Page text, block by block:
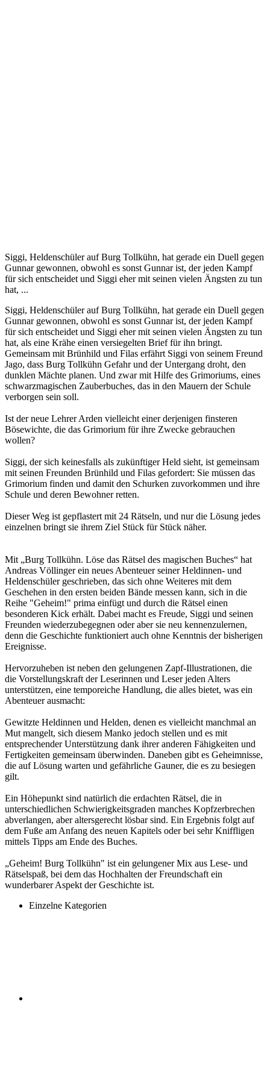
Siggi, Heldenschüler auf Burg Tollkühn, hat gerade ein Duell gegen
Gunnar gewonnen, obwohl es sonst Gunnar ist, der jeden Kampf
für sich entscheidet und Siggi eher mit seinen vielen Ängsten zu tun
hat, ...
Siggi, Heldenschüler auf Burg Tollkühn, hat gerade ein Duell gegen
Gunnar gewonnen, obwohl es sonst Gunnar ist, der jeden Kampf
für sich entscheidet und Siggi eher mit seinen vielen Ängsten zu tun
hat, als eine Krähe einen versiegelten Brief für ihn bringt.
Gemeinsam mit Brünhild und Filas erfährt Siggi von seinem Freund
Jago, dass Burg Tollkühn Gefahr und der Untergang droht, den
dunklen Mächte planen. Und zwar mit Hilfe des Grimoriums, eines
schwarzmagischen Zauberbuches, das in den Mauern der Schule
verborgen sein soll.
Ist der neue Lehrer Arden vielleicht einer derjenigen finsteren
Bösewichte, die das Grimorium für ihre Zwecke gebrauchen
wollen?
Siggi, der sich keinesfalls als zukünftiger Held sieht, ist gemeinsam
mit seinen Freunden Brünhild und Filas gefordert: Sie müssen das
Grimorium finden und damit den Schurken zuvorkommen und ihre
Schule und deren Bewohner retten.
Dieser Weg ist gepflastert mit 24 Rätseln, und nur die Lösung jedes
einzelnen bringt sie ihrem Ziel Stück für Stück näher.
Mit „Burg Tollkühn. Löse das Rätsel des magischen Buches“ hat
Andreas Völlinger ein neues Abenteuer seiner Heldinnen- und
Heldenschüler geschrieben, das sich ohne Weiteres mit dem
Geschehen in den ersten beiden Bände messen kann, sich in die
Reihe "Geheim!" prima einfügt und durch die Rätsel einen
besonderen Kick erhält. Dabei macht es Freude, Siggi und seinen
Freunden wiederzubegegnen oder aber sie neu kennenzulernen,
denn die Geschichte funktioniert auch ohne Kenntnis der bisherigen
Ereignisse.
Hervorzuheben ist neben den gelungenen Zapf-Illustrationen, die
die Vorstellungskraft der Leserinnen und Leser jeden Alters
unterstützen, eine temporeiche Handlung, die alles bietet, was ein
Abenteuer ausmacht:
Gewitzte Heldinnen und Helden, denen es vielleicht manchmal an
Mut mangelt, sich diesem Manko jedoch stellen und es mit
entsprechender Unterstützung dank ihrer anderen Fähigkeiten und
Fertigkeiten gemeinsam überwinden. Daneben gibt es Geheimnisse,
die auf Lösung warten und gefährliche Gauner, die es zu besiegen
gilt.
Ein Höhepunkt sind natürlich die erdachten Rätsel, die in
unterschiedlichen Schwierigkeitsgraden manches Kopfzerbrechen
abverlangen, aber altersgerecht lösbar sind. Ein Ergebnis folgt auf
dem Fuße am Anfang des neuen Kapitels oder bei sehr Kniffligen
mittels Tipps am Ende des Buches.
„Geheim! Burg Tollkühn" ist ein gelungener Mix aus Lese- und
Rätselspaß, bei dem das Hochhalten der Freundschaft ein
wunderbarer Aspekt der Geschichte ist.
Einzelne Kategorien